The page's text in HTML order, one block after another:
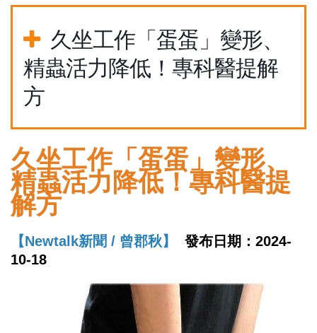
久坐工作「蛋蛋」變形、
精蟲活力降低！專科醫提解
方
久坐工作「蛋蛋」變形、
精蟲活力降低！專科醫提
解方
【Newtalk新聞 / 曾郡秋】
發布日期：2024-
10-18